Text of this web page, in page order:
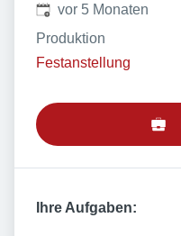
Veröffentlicht:
vor 5 Monaten
Produktion
Festanstellung
Ihre Aufgaben: